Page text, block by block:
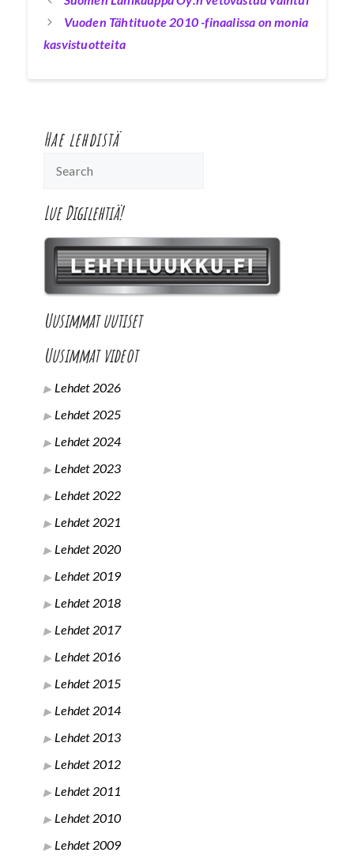
Vuoden Tähtituote 2010 -finaalissa on monia
kasvistuotteita
Hae lehdistä
Lue Digilehtiä!
Uusimmat uutiset
Uusimmat videot
Lehdet 2026
Lehdet 2025
Lehdet 2024
Lehdet 2023
Lehdet 2022
Lehdet 2021
Lehdet 2020
Lehdet 2019
Lehdet 2018
Lehdet 2017
Lehdet 2016
Lehdet 2015
Lehdet 2014
Lehdet 2013
Lehdet 2012
Lehdet 2011
Lehdet 2010
Lehdet 2009